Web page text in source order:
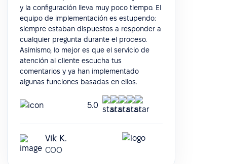
y la configuración lleva muy poco tiempo. El
equipo de implementación es estupendo:
siempre estaban dispuestos a responder a
cualquier pregunta durante el proceso.
Asimismo, lo mejor es que el servicio de
atención al cliente escucha tus
comentarios y ya han implementado
algunas funciones basadas en ellos.
5.0
Vik K.
COO